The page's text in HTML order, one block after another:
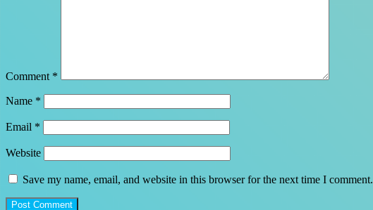
Comment *
Name *
Email *
Website
Save my name, email, and website in this browser for the next time I comment.